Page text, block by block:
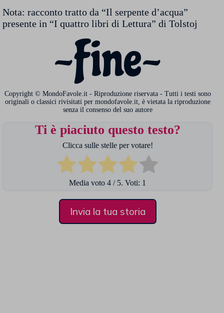
Nota: racconto tratto da “Il serpente d’acqua”
presente in “I quattro libri di Lettura” di Tolstoj
~Fine~
Copyright © MondoFavole.it - Riproduzione riservata - Tutti i testi sono
originali o classici rivisitati per mondofavole.it, è vietata la riproduzione
senza il consenso del suo autore
Ti è piaciuto questo testo?
Clicca sulle stelle per votare!
Media voto4 / 5. Voti: 1
Invia la tua storia